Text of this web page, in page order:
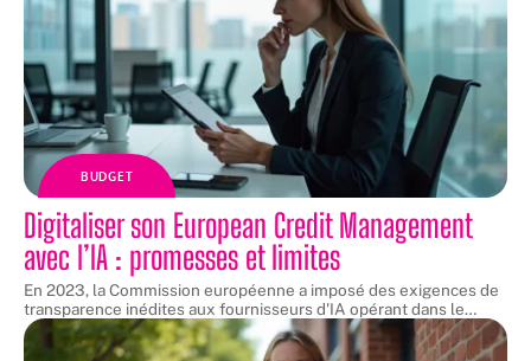
BUDGET
Digitaliser son European Credit Management
avec l’IA : promesses et limites
En 2023, la Commission européenne a imposé des exigences de
transparence inédites aux fournisseurs d'IA opérant dans le…